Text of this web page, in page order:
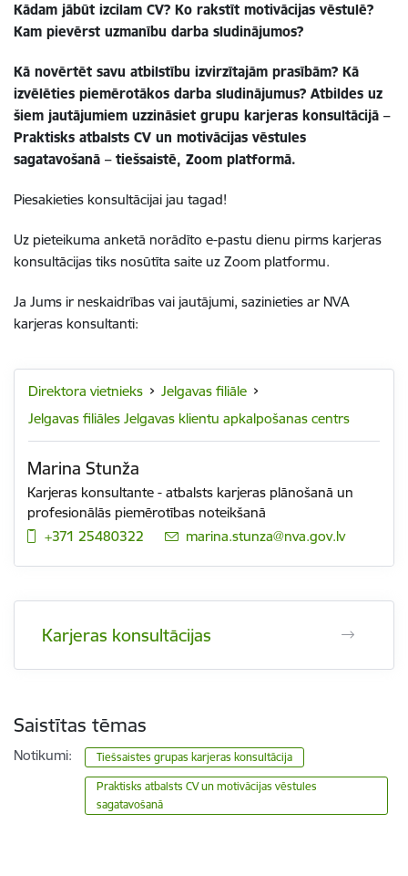
Kādam jābūt izcilam CV? Ko rakstīt motivācijas vēstulē?
Kam pievērst uzmanību darba sludinājumos?
Kā novērtēt savu atbilstību izvirzītajām prasībām? Kā
izvēlēties piemērotākos darba sludinājumus? Atbildes uz
šiem jautājumiem uzzināsiet grupu karjeras konsultācijā –
Praktisks atbalsts CV un motivācijas vēstules
sagatavošanā – tiešsaistē, Zoom platformā.
Piesakieties konsultācijai jau tagad!
Uz pieteikuma anketā norādīto e-pastu dienu pirms karjeras
konsultācijas tiks nosūtīta saite uz Zoom platformu.
Ja Jums ir neskaidrības vai jautājumi, sazinieties ar NVA
karjeras konsultanti:
Direktora vietnieks
Jelgavas filiāle
Jelgavas filiāles Jelgavas klientu apkalpošanas centrs
Marina Stunža
Karjeras konsultante - atbalsts karjeras plānošanā un
profesionālās piemērotības noteikšanā
+371 25480322
E-pasts:
marina.stunza@nva.gov.lv
Karjeras konsultācijas
Saistītas tēmas
Notikumi: Tiešsaistes grupas karjeras konsultācija
Praktisks atbalsts CV un motivācijas vēstules
sagatavošanā